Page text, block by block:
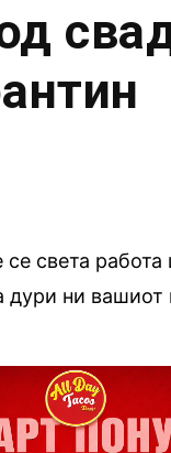
се света
дури ни вашиот